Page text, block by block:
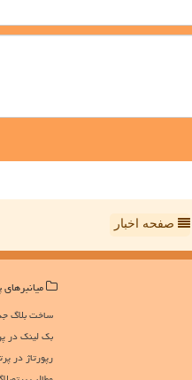
صفحه اخبار
میانبرهای
ساخت بلاگ
بک لینک در
رپورتاژ در